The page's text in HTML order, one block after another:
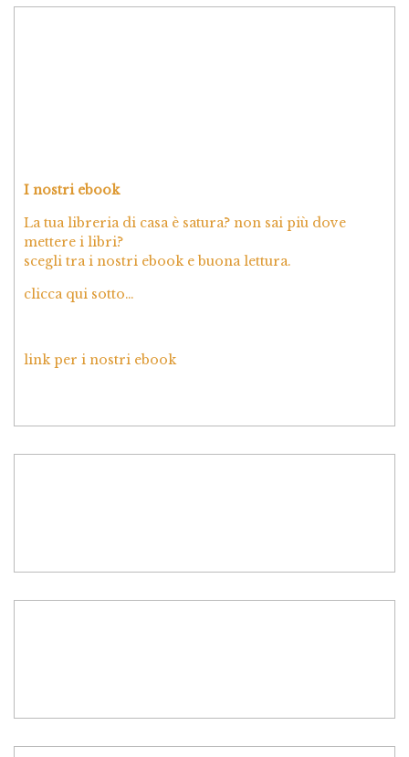
I nostri ebook
La tua libreria di casa è satura? non sai più dove
mettere i libri?
scegli tra i nostri ebook e buona lettura.
clicca qui sotto…
link per i nostri ebook